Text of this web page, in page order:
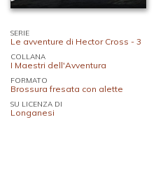
SERIE
Le avventure di Hector Cross - 3
COLLANA
I Maestri dell'Avventura
FORMATO
Brossura fresata con alette
SU LICENZA DI
Longanesi